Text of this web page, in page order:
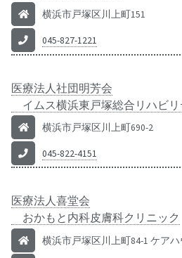
横浜市戸塚区川上町151
045-827-1221
医療法人社団明芳会
イムス横浜東戸塚総合リハビ
横浜市戸塚区川上町690-2
045-822-4151
医療法人喜堂会
おかもと内科皮膚科クリニック
横浜市戸塚区川上町84-1 ケア